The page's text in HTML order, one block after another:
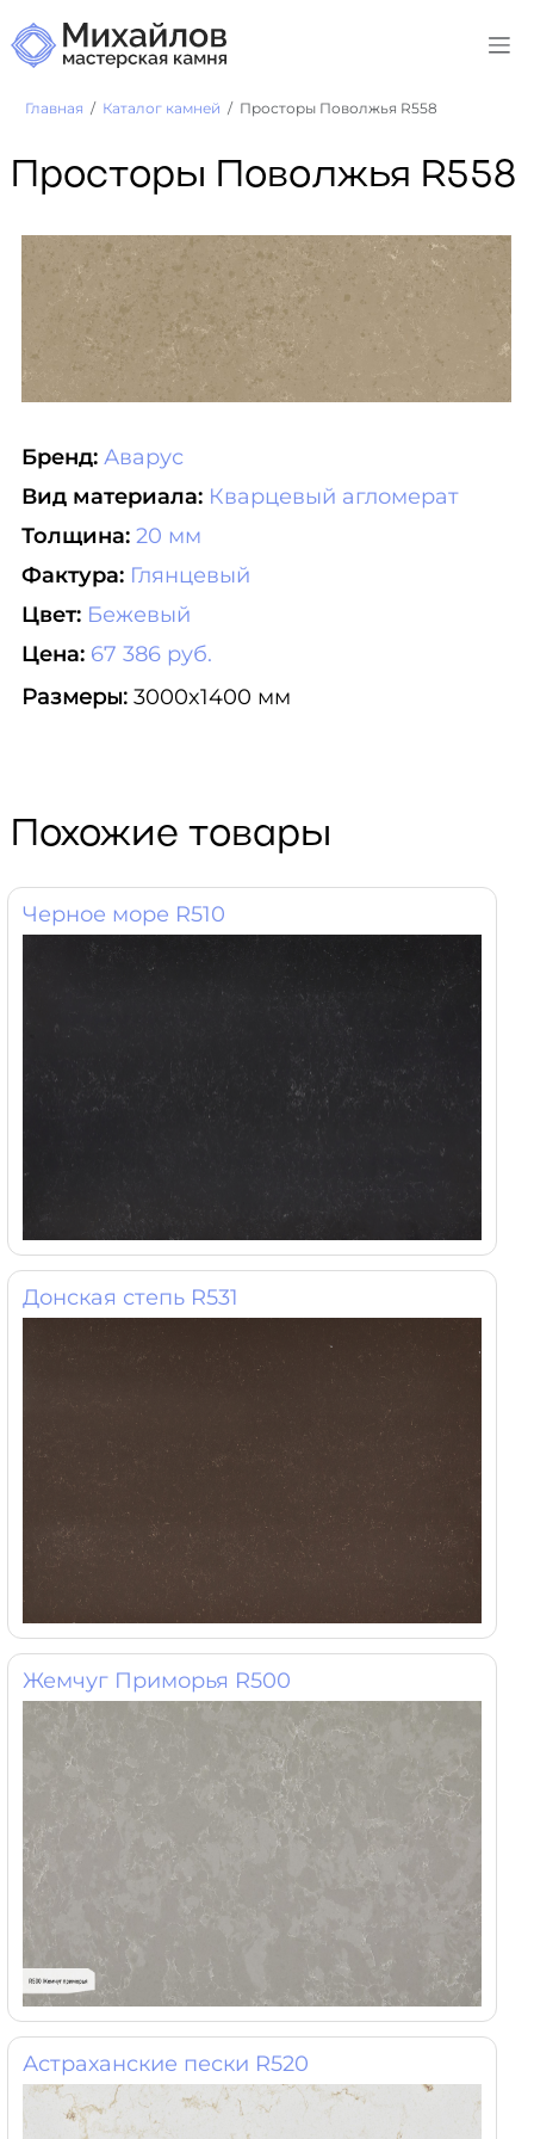
Главная Каталог камней Просторы Поволжья R558
Просторы Поволжья R558
Бренд: Аварус
Вид материала: Кварцевый агломерат
Толщина: 20 мм
Фактура: Глянцевый
Цвет: Бежевый
Цена: 67 386 руб.
Размеры: 3000x1400 мм
Похожие товары
Черное море R510
Донская степь R531
Жемчуг Приморья R500
Астраханские пески R520